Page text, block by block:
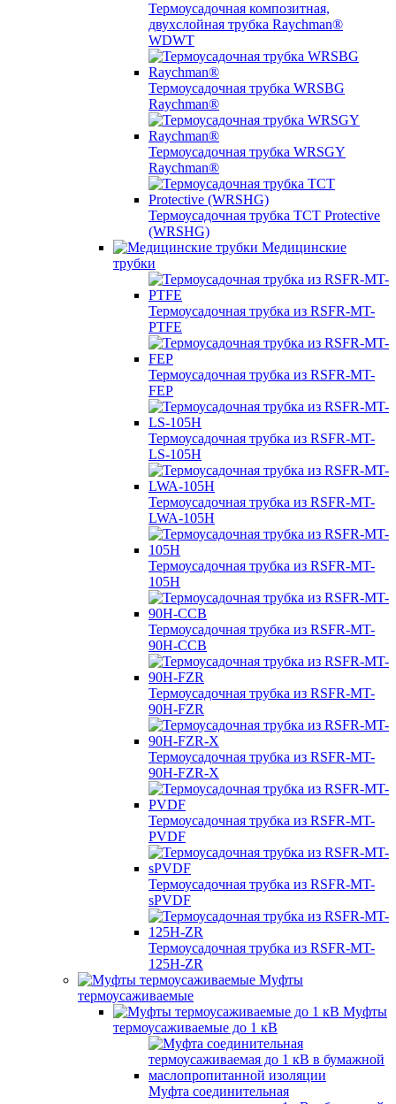
Термоусадочная композитная,
двухслойная трубка Raychman®
WDWT
Термоусадочная трубка WRSBG
Raychman®
Термоусадочная трубка WRSGY
Raychman®
Термоусадочная трубка TCT Protective
(WRSHG)
Медицинские
трубки
Термоусадочная трубка из RSFR-MT-
PTFE
Термоусадочная трубка из RSFR-MT-
FEP
Термоусадочная трубка из RSFR-MT-
LS-105H
Термоусадочная трубка из RSFR-MT-
LWA-105H
Термоусадочная трубка из RSFR-MT-
105H
Термоусадочная трубка из RSFR-MT-
90H-CCB
Термоусадочная трубка из RSFR-MT-
90H-FZR
Термоусадочная трубка из RSFR-MT-
90H-FZR-X
Термоусадочная трубка из RSFR-MT-
PVDF
Термоусадочная трубка из RSFR-MT-
sPVDF
Термоусадочная трубка из RSFR-MT-
125H-ZR
Муфты
термоусаживаемые
Муфты
термоусаживаемые до 1 кВ
Муфта соединительная